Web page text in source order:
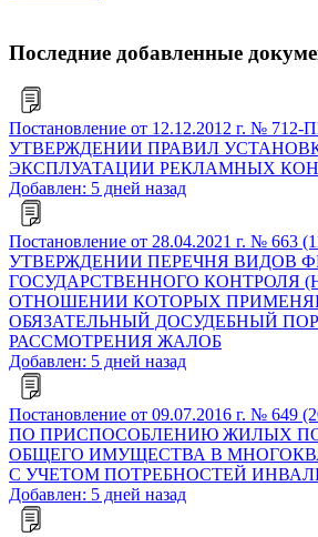
Последние добавленные
Постановление от 12.12.2012 г. №
УТВЕРЖДЕНИИ ПРАВИЛ
ЭКСПЛУАТАЦИИ РЕКЛАМНЫХ
Добавлен: 5 дней назад
Постановление от 28.04.2021 г. № 663
УТВЕРЖДЕНИИ ПЕРЕЧНЯ ВИДОВ
ГОСУДАРСТВЕННОГО КОНТРОЛЯ
ОТНОШЕНИИ КОТОРЫХ
ОБЯЗАТЕЛЬНЫЙ ДОСУДЕБНЫЙ
РАССМОТРЕНИЯ ЖАЛОБ
Добавлен: 5 дней назад
Постановление от 09.07.2016 г. № 649
ПО ПРИСПОСОБЛЕНИЮ ЖИЛЫХ
ОБЩЕГО ИМУЩЕСТВА В
С УЧЕТОМ ПОТРЕБНОСТЕЙ
Добавлен: 5 дней назад